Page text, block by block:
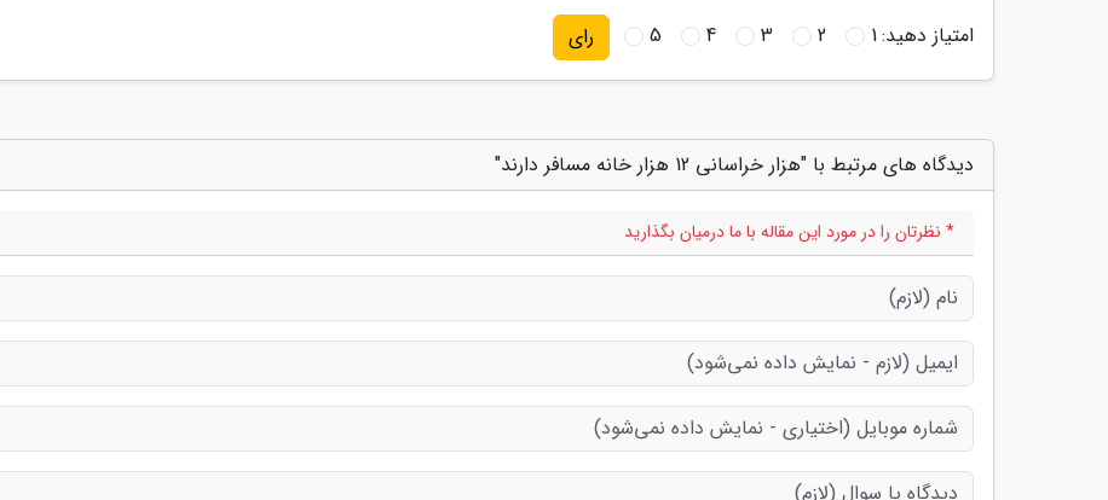
امتیاز دهید:1
2
3
4
5 رای
دیدگاه های مرتبط با "هزار خراسانی 12 هزار خانه مسافر دارند"
* نظرتان را در مورد این مقاله با ما درمیان بگذارید